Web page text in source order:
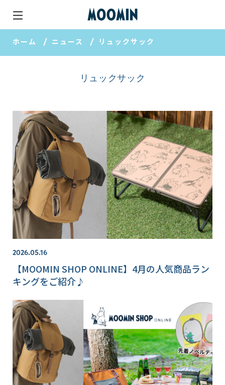
ホーム ニュース リュックサック
リュックサック
2026.05.16
【MOOMIN SHOP ONLINE】4月の人気商品ラン
キングをご紹介♪